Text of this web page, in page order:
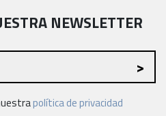
NEWSLETTER
política de privacidad